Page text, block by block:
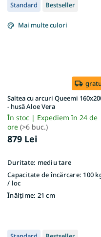
Standard Bestseller
Mai multe culori
Saltea cu arcuri Queemi
- husă Aloe Vera
În stoc | Expediem în 24 de
ore (>6 buc.)
879 Lei
Duritate: mediu tare
Capacitate de încărcare: 100
/ loc
Înălțime: 21 cm